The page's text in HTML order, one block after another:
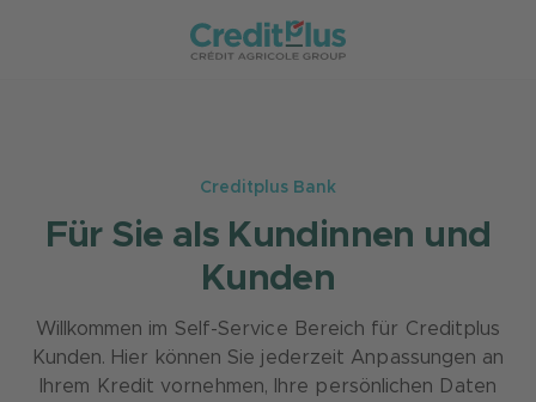
Creditplus Bank
Für Sie als Kundinnen und
Kunden
Willkommen im Self-Service Bereich für Creditplus
Kunden. Hier können Sie jederzeit Anpassungen an
Ihrem Kredit vornehmen, Ihre persönlichen Daten